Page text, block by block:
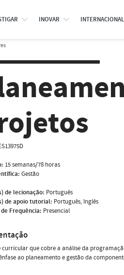
INOVAR
15 semanas/78 horas
Gestão
de lecionação: Português
de apoio tutorial: Português, Inglês
Frequência: Presencial
curricular que cobre a análise da
ao planeamento e gestão da